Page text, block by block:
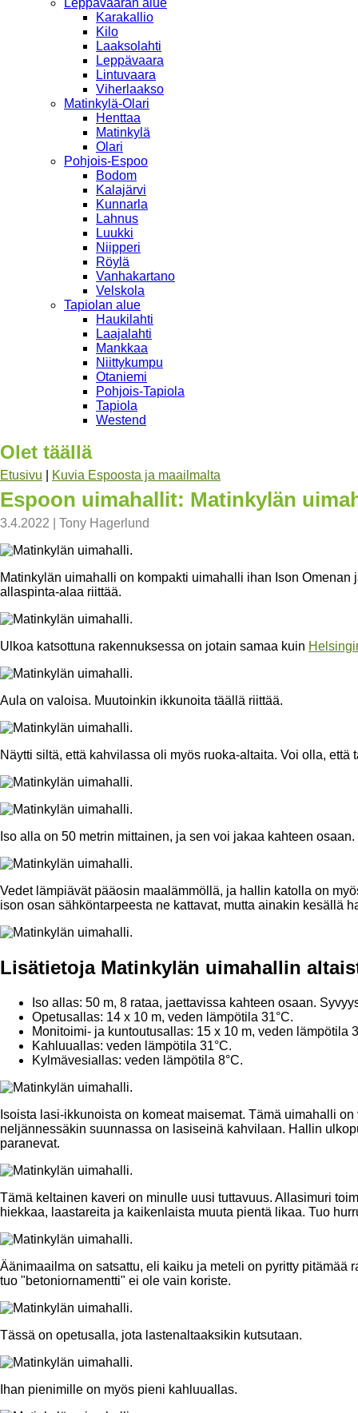
Karakallio
Kilo
Laaksolahti
Leppävaara
Lintuvaara
Viherlaakso
Matinkylä-Olari
Henttaa
Matinkylä
Olari
Pohjois-Espoo
Bodom
Kalajärvi
Kunnarla
Lahnus
Luukki
Niipperi
Röylä
Vanhakartano
Velskola
Tapiolan alue
Haukilahti
Laajalahti
Mankkaa
Niittykumpu
Otaniemi
Pohjois-Tapiola
Tapiola
Westend
Olet täällä
Etusivu Kuvia Espoosta ja maailmalta
Espoon uimahallit: Matinkylän
3.4.2022 Tony Hagerlund
Matinkylän uimahalli on kompakti uimahalli ihan Ison
allaspinta-alaa riittää.
Ulkoa katsottuna rakennuksessa on jotain samaa kuin
Aula on valoisa. Muutoinkin ikkunoita täällä riittää.
Näytti siltä, että kahvilassa oli myös ruoka-altaita. Voi olla,
Iso alla on 50 metrin mittainen, ja sen voi jakaa kahteen
Vedet lämpiävät pääosin maalämmöllä, ja hallin katolla on
ison osan sähköntarpeesta ne kattavat, mutta ainakin kesällä
Lisätietoja Matinkylän uimahallin
Iso allas: 50 m, 8 rataa, jaettavissa kahteen osaan.
Opetusallas: 14 x 10 m, veden lämpötila 31°C.
Monitoimi- ja kuntoutusallas: 15 x 10 m, veden lämpötila
Kahluuallas: veden lämpötila 31°C.
Kylmävesiallas: veden lämpötila 8°C.
Isoista lasi-ikkunoista on komeat maisemat. Tämä uimahalli
neljännessäkin suunnassa on lasiseinä kahvilaan. Hallin
paranevat.
Tämä keltainen kaveri on minulle uusi tuttavuus. Allasimuri
hiekkaa, laastareita ja kaikenlaista muuta pientä likaa. Tuo
Äänimaailma on satsattu, eli kaiku ja meteli on pyritty
tuo "betoniornamentti" ei ole vain koriste.
Tässä on opetusalla, jota lastenaltaaksikin kutsutaan.
Ihan pienimille on myös pieni kahluuallas.